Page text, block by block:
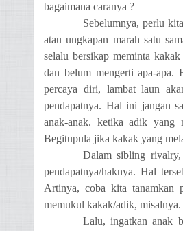
bagaimana caranya ?
Sebelumnya, perlu
atau ungkapan marah satu
selalu bersikap meminta
dan belum mengerti apa-
percaya diri, lambat laun
pendapatnya. Hal ini jangan
anak-anak. ketika adik yang
Begitupula jika kakak yang
Dalam sibling rivalry,
pendapatnya/haknya. Hal
Artinya, coba kita tanamkan
memukul kakak/adik, misalnya.
Lalu, ingatkan anak